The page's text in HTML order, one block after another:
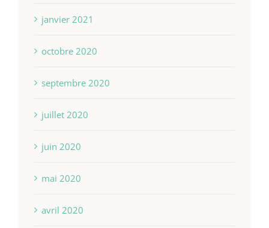
janvier 2021
octobre 2020
septembre 2020
juillet 2020
juin 2020
mai 2020
avril 2020